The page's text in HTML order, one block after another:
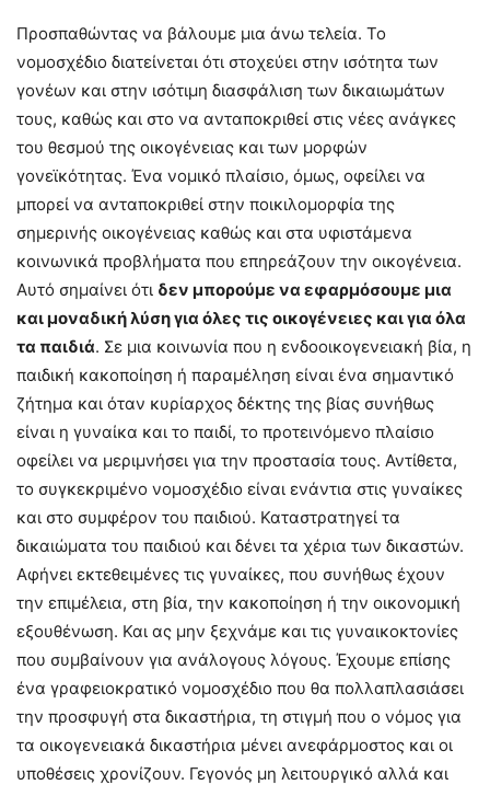
Προσπαθώντας να βάλουμε μια άνω τελεία. Το
νομοσχέδιο διατείνεται ότι στοχεύει στην ισότητα των
γονέων και στην ισότιμη διασφάλιση των δικαιωμάτων
τους, καθώς και στο να ανταποκριθεί στις νέες ανάγκες
του θεσμού της οικογένειας και των μορφών
γονεϊκότητας. Ένα νομικό πλαίσιο, όμως, οφείλει να
μπορεί να ανταποκριθεί στην ποικιλομορφία της
σημερινής οικογένειας καθώς και στα υφιστάμενα
κοινωνικά προβλήματα που επηρεάζουν την οικογένεια.
Αυτό σημαίνει ότι δεν μπορούμε να εφαρμόσουμε μια
και μοναδική λύση για όλες τις οικογένειες και για όλα
τα παιδιά. Σε μια κοινωνία που η ενδοοικογενειακή βία, η
παιδική κακοποίηση ή παραμέληση είναι ένα σημαντικό
ζήτημα και όταν κυρίαρχος δέκτης της βίας συνήθως
είναι η γυναίκα και το παιδί, το προτεινόμενο πλαίσιο
οφείλει να μεριμνήσει για την προστασία τους. Αντίθετα,
το συγκεκριμένο νομοσχέδιο είναι ενάντια στις γυναίκες
και στο συμφέρον του παιδιού. Καταστρατηγεί τα
δικαιώματα του παιδιού και δένει τα χέρια των δικαστών.
Αφήνει εκτεθειμένες τις γυναίκες, που συνήθως έχουν
την επιμέλεια, στη βία, την κακοποίηση ή την οικονομική
εξουθένωση. Και ας μην ξεχνάμε και τις γυναικοκτονίες
που συμβαίνουν για ανάλογους λόγους. Έχουμε επίσης
ένα γραφειοκρατικό νομοσχέδιο που θα πολλαπλασιάσει
την προσφυγή στα δικαστήρια, τη στιγμή που ο νόμος για
τα οικογενειακά δικαστήρια μένει ανεφάρμοστος και οι
υποθέσεις χρονίζουν. Γεγονός μη λειτουργικό αλλά και